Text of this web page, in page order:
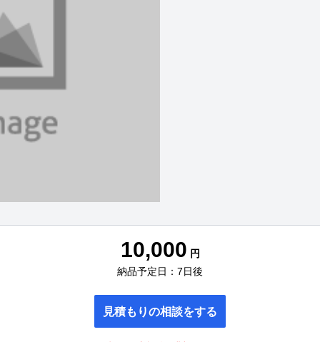
10,000 円
納品予定日：7日後
見積もりの相談をする